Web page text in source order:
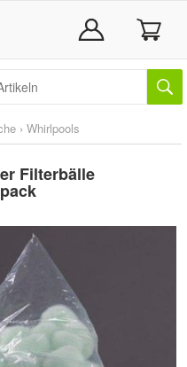
› Whirlpools
Filterbälle